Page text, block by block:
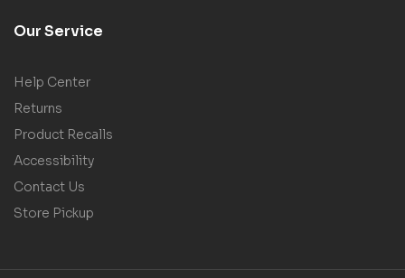
Our Service
Help Center
Returns
Product Recalls
Accessibility
Contact Us
Store Pickup